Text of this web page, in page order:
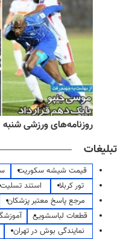
روزنامه‌های ورزشی شنبه ۱۷ مرداد ۱۴۰۵
تبلیغات
قیمت شیشه سکوریت
تور کربلا
استند تسلیت
مرجع پاسخ معتبر پزشکان
قطعات لباسشویی
نمایندگی بوش در تهران